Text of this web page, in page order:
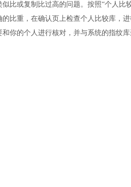
比或复制比过高的问题。按照“个人比
比重，在确认页上检查个人比较库，进
你的个人进行核对，并与系统的指纹库